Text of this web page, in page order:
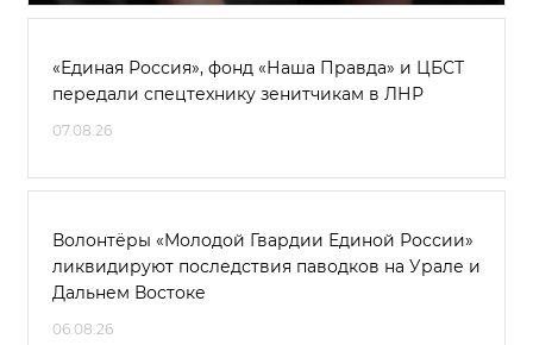
«Единая Россия», фонд «Наша Правда» и ЦБСТ
передали спецтехнику зенитчикам в ЛНР
07.08.26
Волонтёры «Молодой Гвардии Единой России»
ликвидируют последствия паводков на Урале и
Дальнем Востоке
06.08.26